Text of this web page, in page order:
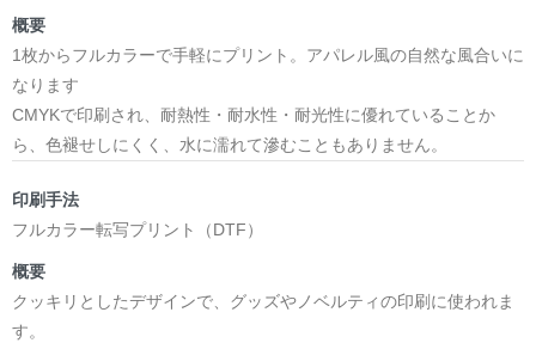
概要
1枚からフルカラーで手軽にプリント。アパレル風の自然な風合いに
なります
CMYKで印刷され、耐熱性・耐水性・耐光性に優れていることか
ら、色褪せしにくく、水に濡れて滲むこともありません。
印刷手法
フルカラー転写プリント（DTF）
概要
クッキリとしたデザインで、グッズやノベルティの印刷に使われま
す。